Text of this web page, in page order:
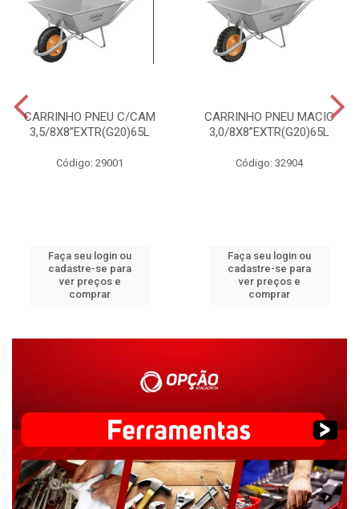
CARRINHO PNEU C/CAM
3,5/8X8”EXTR(G20)65L
Código: 29001
Faça seu login ou
cadastre-se para
ver preços e
comprar
CARRINHO PNEU MACIC
3,0/8X8”EXTR(G20)65L
Código: 32904
Faça seu login ou
cadastre-se para
ver preços e
comprar